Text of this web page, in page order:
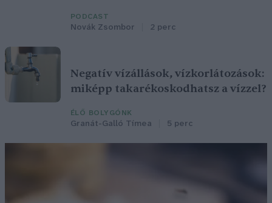
PODCAST
Novák Zsombor 2 perc
Negatív vízállások, vízkorlátozások:
miképp takarékoskodhatsz a vízzel?
ÉLŐ BOLYGÓNK
Granát-Galló Tímea 5 perc